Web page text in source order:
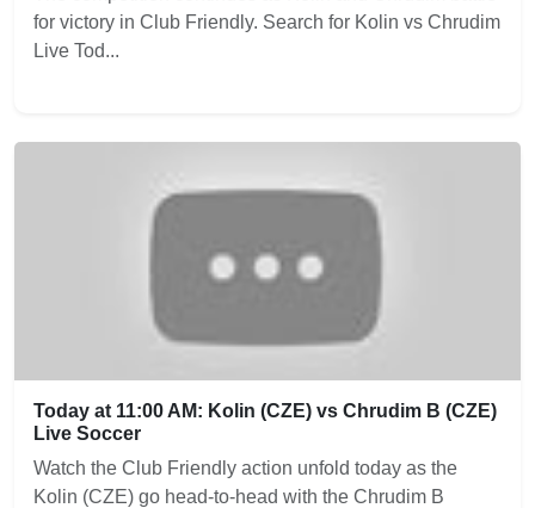
for victory in Club Friendly. Search for Kolin vs Chrudim
Live Tod...
Today at 11:00 AM: Kolin (CZE) vs Chrudim B (CZE)
Live Soccer
Watch the Club Friendly action unfold today as the
Kolin (CZE) go head-to-head with the Chrudim B